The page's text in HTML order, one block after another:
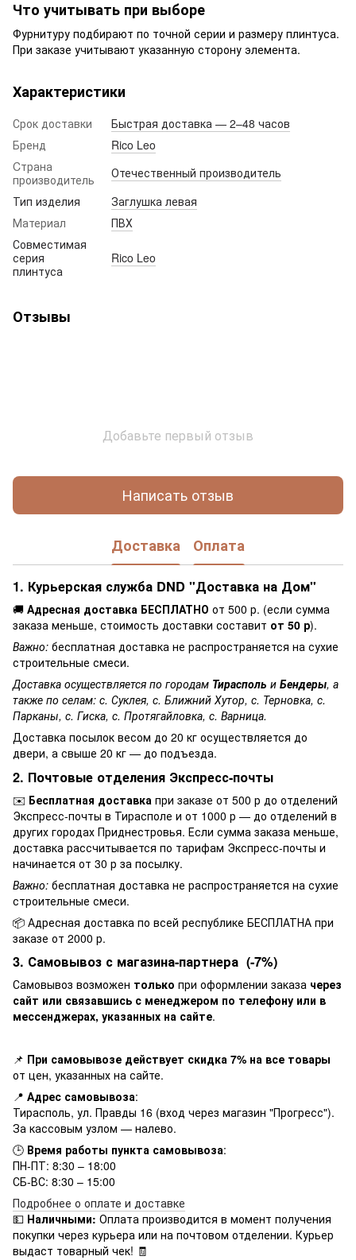
Что учитывать при выборе
Фурнитуру подбирают по точной серии и размеру плинтуса.
При заказе учитывают указанную сторону элемента.
Характеристики
Срок доставки
Быстрая доставка — 2–48 часов
Бренд
Rico Leo
Cтрана
производитель
Отечественный производитель
Тип изделия
Заглушка левая
Материал
ПВХ
Совместимая
серия
плинтуса
Rico Leo
Отзывы
Добавьте первый отзыв
Написать отзыв
Доставка Оплата
1. Курьерская служба DND "Доставка на Дом"
🚚 Адресная доставка БЕСПЛАТНО от 500 р. (если сумма
заказа меньше, стоимость доставки составит от 50 р).
Важно: бесплатная доставка не распространяется на сухие
строительные смеси.
Доставка осуществляется по городам Тирасполь и Бендеры, а
также по селам: с. Суклея, с. Ближний Хутор, с. Терновка, с.
Парканы, с. Гиска, с. Протягайловка, с. Варница.
Доставка посылок весом до 20 кг осуществляется до
двери, а свыше 20 кг — до подъезда.
2. Почтовые отделения Экспресс-почты
✉️ Бесплатная доставка при заказе от 500 р до отделений
Экспресс-почты в Тирасполе и от 1000 р — до отделений в
других городах Приднестровья. Если сумма заказа меньше,
доставка рассчитывается по тарифам Экспресс-почты и
начинается от 30 р за посылку.
Важно: бесплатная доставка не распространяется на сухие
строительные смеси.
📦 Адресная доставка по всей республике БЕСПЛАТНА при
заказе от 2000 р.
3. Самовывоз с магазина-партнера (-7%)
Самовывоз возможен только при оформлении заказа через
сайт или связавшись с менеджером по телефону или в
мессенджерах, указанных на сайте.
📌 При самовывозе действует скидка 7% на все товары
от цен, указанных на сайте.
📍 Адрес самовывоза:
Тирасполь, ул. Правды 16 (вход через магазин "Прогресс").
За кассовым узлом — налево.
🕒 Время работы пункта самовывоза:
ПН-ПТ: 8:30 – 18:00
СБ-ВС: 8:30 – 15:00
Подробнее о оплате и доставке
💵 Наличными: Оплата производится в момент получения
покупки через курьера или на почтовом отделении. Курьер
выдаст товарный чек! 🧾